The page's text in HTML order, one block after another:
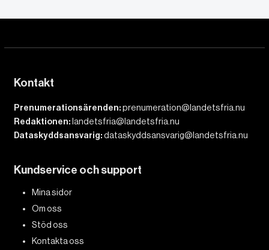
Kontakt
Prenumerationsärenden:prenumeration@landetsfria.nu
Redaktionen:landetsfria@landetsfria.nu
Dataskyddsansvarig:dataskyddsansvarig@landetsfria.nu
Kundservice och support
Mina sidor
Om oss
Stöd oss
Kontakta oss